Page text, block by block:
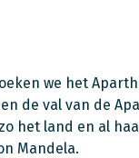
we het
de val van de
het land en al
Mandela.